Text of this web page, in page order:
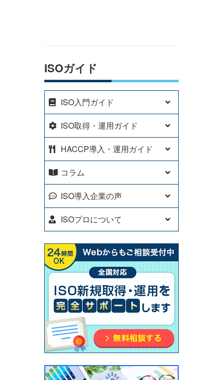
ISOガイド
ISO入門ガイド
ISO取得・運用ガイド
HACCP導入・運用ガイド
コラム
ISO導入企業の声
ISOプロについて